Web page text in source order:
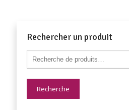
Rechercher un produit
Recherche